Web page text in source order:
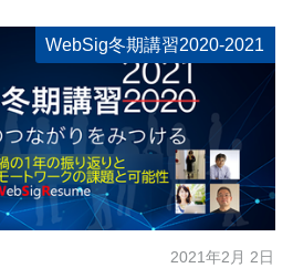
WebSig冬期講習2020-2021
2021年2月 2日